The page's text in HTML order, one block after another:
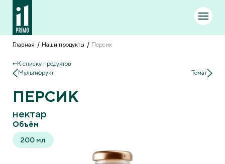
Главная Наши продукты Персик
К списку продуктов
Мультифрукт
Томат
ПЕРСИК
нектар
Объём
200 мл